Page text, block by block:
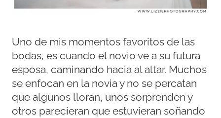
Uno de mis momentos favoritos de las
bodas, es cuando el novio ve a su futura
esposa, caminando hacia al altar. Muchos
se enfocan en la novia y no se percatan
que algunos lloran, unos sorprenden y
otros parecieran que estuvieran soñando